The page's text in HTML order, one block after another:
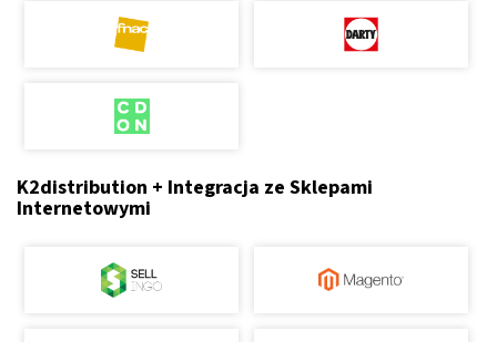
K2distribution + Integracja ze Sklepami
Internetowymi